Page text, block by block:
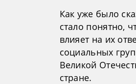
Как уже было
стало понятно,
влияет на их
социальных
Великой
стране.